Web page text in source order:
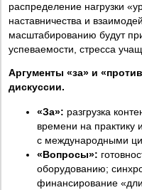
распределение нагрузки
наставничества и
масштабированию будут
успеваемости, стресса
Аргументы «за» и
дискуссии.
«За»: разгрузка
времени на
с международными
«Вопросы»:
оборудованию;
финансирование